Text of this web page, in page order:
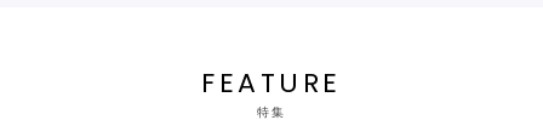
FEATURE
特集